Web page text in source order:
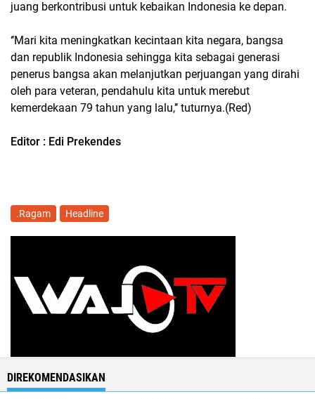
juang berkontribusi untuk kebaikan Indonesia ke depan.
‘’Mari kita meningkatkan kecintaan kita negara, bangsa
dan republik Indonesia sehingga kita sebagai generasi
penerus bangsa akan melanjutkan perjuangan yang dirahi
oleh para veteran, pendahulu kita untuk merebut
kemerdekaan 79 tahun yang lalu,’’ tuturnya.(Red)
Editor : Edi Prekendes
.Ragam Headline
DIREKOMENDASIKAN